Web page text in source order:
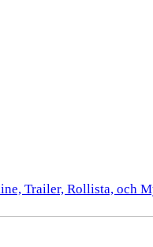
Trailer, Rollista, och